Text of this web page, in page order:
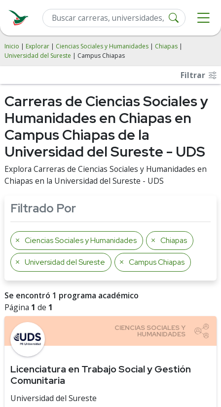
Inicio | Explorar | Ciencias Sociales y Humanidades | Chiapas |
Universidad del Sureste | Campus Chiapas
Filtrar
Carreras de Ciencias Sociales y
Humanidades en Chiapas en
Campus Chiapas de la
Universidad del Sureste - UDS
Explora Carreras de Ciencias Sociales y Humanidades en
Chiapas en la Universidad del Sureste - UDS
Filtrado Por
Ciencias Sociales y Humanidades Chiapas
Universidad del Sureste Campus Chiapas
Se encontró 1 programa académico
Página 1 de 1
Licenciatura en Trabajo Social y Gestión
Comunitaria
Universidad del Sureste